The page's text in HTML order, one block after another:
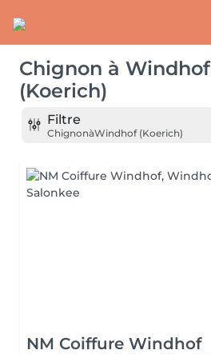
Chignon à Windhof
(Koerich)
Filtre
ChignonàWindhof (Koerich)
NM Coiffure Windhof